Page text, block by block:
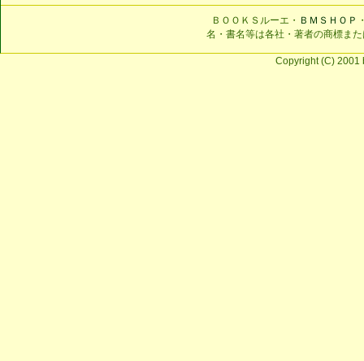
ＢＯＯＫＳルーエ・ ＢＭＳＨＯＰ
名・書名等は各社・著者の商標ま
Copyright (C) 2001